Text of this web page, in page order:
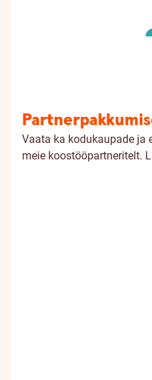
Vaata ka kodukaupade ja
meie koostööpartneritelt.